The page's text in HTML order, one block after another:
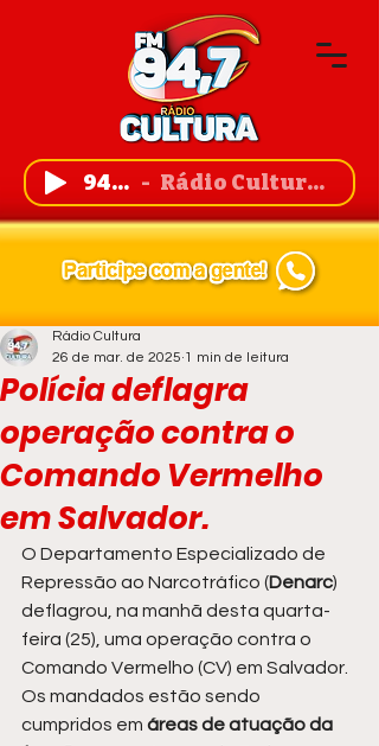
94,7 FM Rádio Cultura de Guanambi
Polícia deflagra
operação contra o
Comando Vermelho
em Salvador.
Rádio Cultura
26 de mar. de 2025 1 min de leitura
O Departamento Especializado de
Repressão ao Narcotráfico (Denarc)
deflagrou, na manhã desta quarta-
feira (25), uma operação contra o
Comando Vermelho (CV) em Salvador.
Os mandados estão sendo
cumpridos em áreas de atuação da